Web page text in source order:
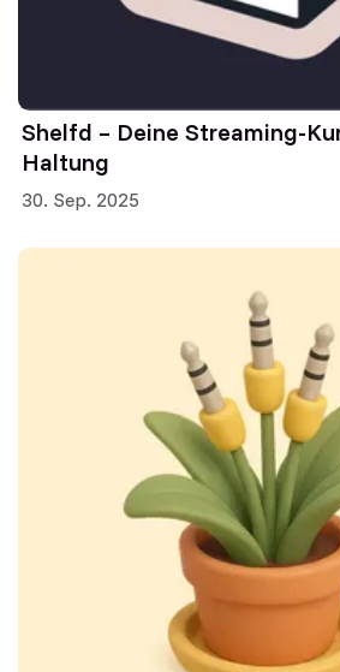
Shelfd – Deine Streaming-
Haltung
30. Sep. 2025